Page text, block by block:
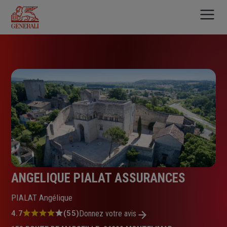
contenu
principal
ANGELIQUE PIALAT ASSURANCES
PIALAT Angélique
Note
4.7 (55)Donnez votre avis